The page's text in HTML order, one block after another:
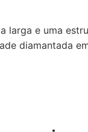
larga e uma
diamantada